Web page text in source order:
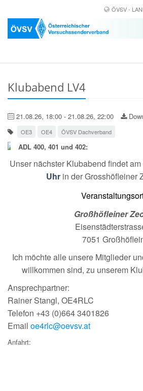
ÖVSV -
Klubabend LV4
21.08.26, 18:00 - 21.08.26, 22:00
OE3 OE4 ÖVSV Dachverband
ADL 400, 401 und 402:
Unser nächster Klubabend findet am
Uhr in der Grosshöfleiner
Großhöfleiner
7051
Ich möchte alle unsere Mitglieder
willkommen sind, zu unserem
Ansprechpartner:
Rainer Stangl, OE4RLC
Telefon +43 (0)664 3401826
Email oe4rlc@oevsv.at
Anfahrt: